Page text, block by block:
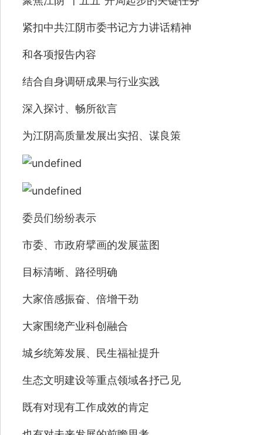
紧扣中共江阴市委书记方力讲话精神
和各项报告内容
结合自身调研成果与行业实践
深入探讨、畅所欲言
为江阴高质量发展出实招、谋良策
委员们纷纷表示
市委、市政府擘画的发展蓝图
目标清晰、路径明确
大家倍感振奋、倍增干劲
大家围绕产业科创融合
城乡统筹发展、民生福祉提升
生态文明建设等重点领域各抒己见
既有对现有工作成效的肯定